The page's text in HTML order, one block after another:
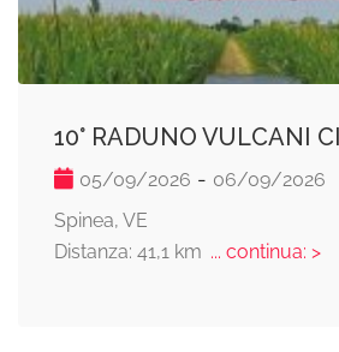
10° RADUNO VULCANI
05/09/2026 - 06/09/2026
Spinea, VE
Distanza: 41,1 km ... continua: >